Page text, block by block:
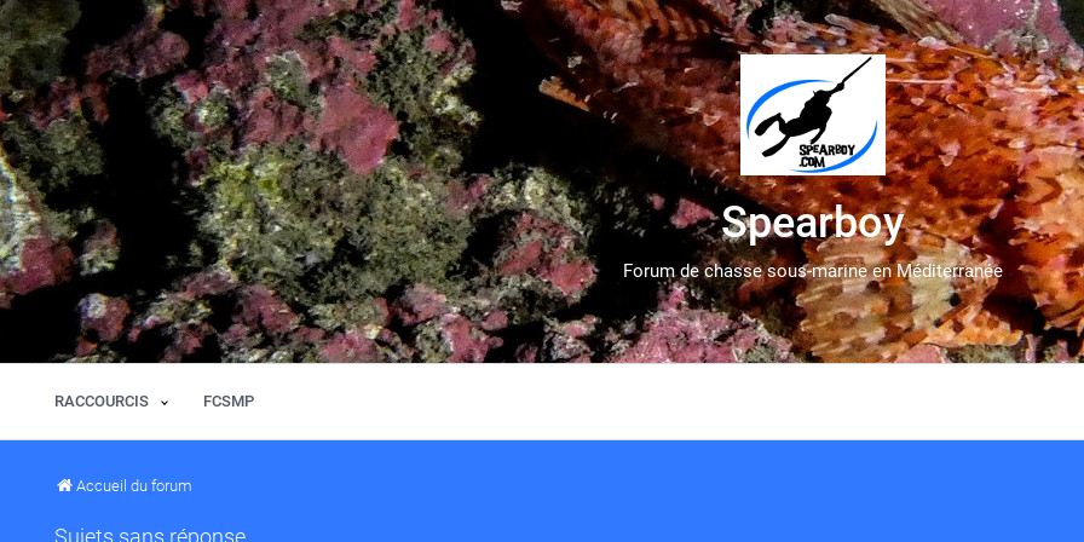
Spearboy
Forum de chasse sous-marine en Méditerranée
RACCOURCIS FCSMP
Accueil du forum
Sujets sans réponse